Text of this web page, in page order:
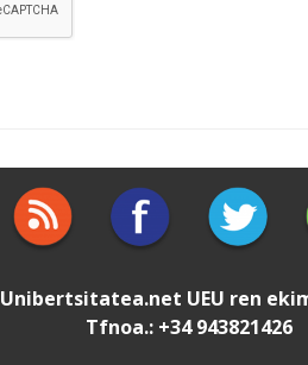
Unibertsitatea.net UEU ren
Tfnoa.: +34 943821426